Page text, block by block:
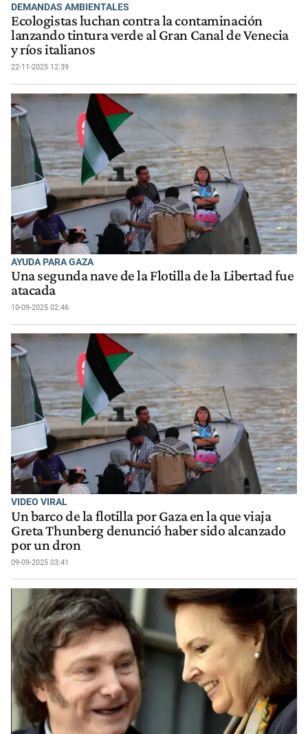
DEMANDAS AMBIENTALES
Ecologistas luchan contra la contaminación
lanzando tintura verde al Gran Canal de Venecia
y ríos italianos
22-11-2025 12:39
AYUDA PARA GAZA
Una segunda nave de la Flotilla de la Libertad fue
atacada
10-09-2025 02:46
VIDEO VIRAL
Un barco de la flotilla por Gaza en la que viaja
Greta Thunberg denunció haber sido alcanzado
por un dron
09-09-2025 03:41